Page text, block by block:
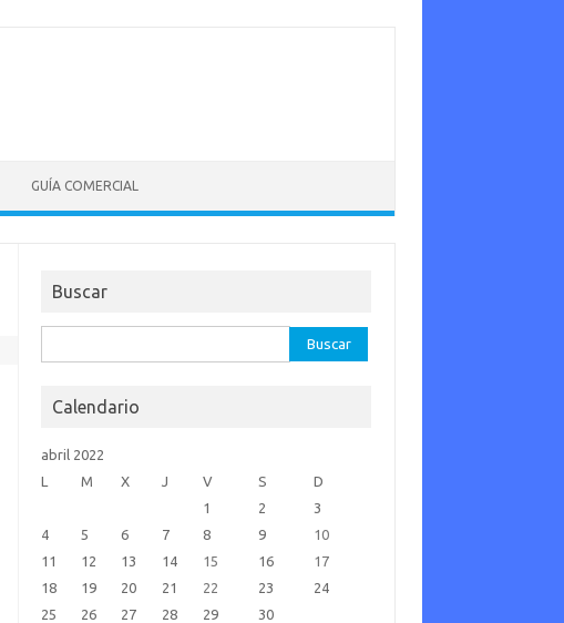
GUÍA COMERCIAL
Buscar
Calendario
abril 2022
L
M X J V S D
1 2
3
4
5 6 7 8 9
10
11
12 13 14 15 16
17
18
19 20 21 22 23
24
25
26 27 28 29 30